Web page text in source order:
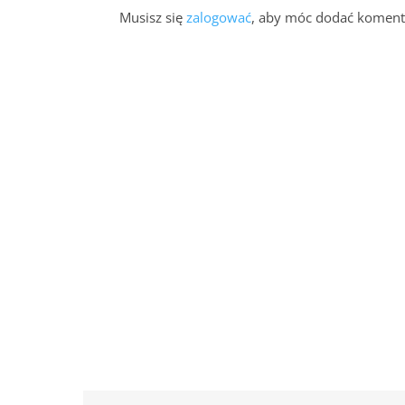
Musisz się zalogować, aby móc dodać